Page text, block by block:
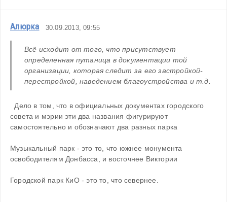
Алюрка 30.09.2013, 09:55
Всё исходит от того, что присутствует
определенная путаница в документации той
организации, которая следит за его застройкой-
перестройкой, наведением благоустройства и т.д.
совета и мэрии эти два названия фигурируют
самостоятельно и обозначают два разных парка
Музыкальный парк - это то, что южнее монумента
освободителям Донбасса, и восточнее Виктории
Городской парк КиО - это то, что севернее.